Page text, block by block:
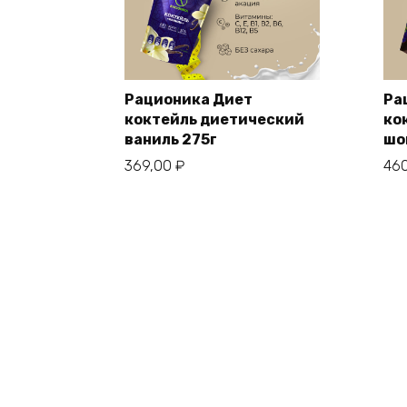
Рационика Диет
коктейль диетический
ваниль 275г
369,00 ₽